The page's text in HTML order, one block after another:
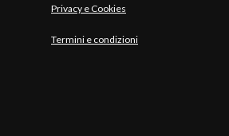
Privacy e Cookies
Termini e condizioni